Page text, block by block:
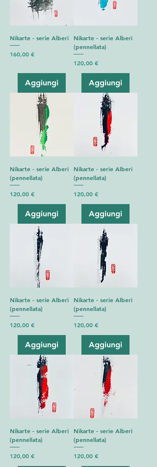
Nikarte - serie Alberi
Prezzo
160,00 €
Aggiungi
Nikarte - serie Alberi
(pennellata)
Prezzo
120,00 €
Aggiungi
Nikarte - serie Alberi
(pennellata)
Prezzo
120,00 €
Aggiungi
Nikarte - serie Alberi
(pennellata)
Prezzo
120,00 €
Aggiungi
Nikarte - serie Alberi
(pennellata)
Prezzo
120,00 €
Aggiungi
Nikarte - serie Alberi
(pennellata)
Prezzo
120,00 €
Aggiungi
Nikarte - serie Alberi
(pennellata)
Prezzo
120,00 €
Nikarte - serie Alberi
(pennellata)
Prezzo
120,00 €